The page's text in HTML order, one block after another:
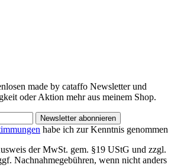
made by cataffo Newsletter und
oder Aktion mehr aus meinem Shop.
Newsletter abonnieren
habe ich zur Kenntnis genommen
der MwSt. gem. §19 UStG und zzgl.
Nachnahmegebühren, wenn nicht anders